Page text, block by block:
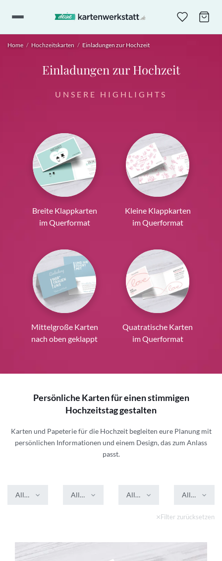
Home / Hochzeitskarten / Einladungen zur Hochzeit
Einladungen zur Hochzeit
UNSERE HIGHLIGHTS
Breite Klappkarten
im Querformat
Kleine Klappkarten
im Querformat
Mittelgroße Karten
nach oben geklappt
Quatratische Karten
im Querformat
Persönliche Karten für einen stimmigen
Hochzeitstag gestalten
Karten und Papeterie für die Hochzeit begleiten eure Planung mit
persönlichen Informationen und einem Design, das zum Anlass
passt.
Alle Farben Alle Formate Alle VeredelungenAlle Stile
Filter zurücksetzen